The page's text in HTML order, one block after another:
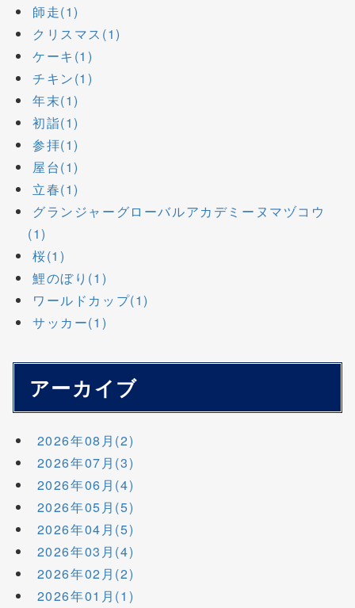
師走(1)
クリスマス(1)
ケーキ(1)
チキン(1)
年末(1)
初詣(1)
参拝(1)
屋台(1)
立春(1)
グランジャーグローバルアカデミーヌマヅコウ
(1)
桜(1)
鯉のぼり(1)
ワールドカップ(1)
サッカー(1)
アーカイブ
2026年08月(2)
2026年07月(3)
2026年06月(4)
2026年05月(5)
2026年04月(5)
2026年03月(4)
2026年02月(2)
2026年01月(1)